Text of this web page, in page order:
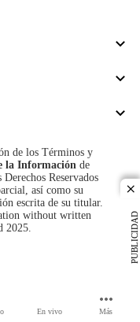
En vivo Más
PUBLICIDAD
de los Términos y
la Información de
Derechos Reservados
así como su
escrita de su titular.
without written
2025.